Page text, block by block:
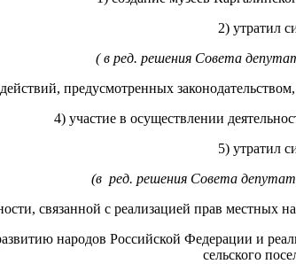
2) утратил
( в ред. решения Совета
предусмотренных
4) участие в осуществлении
5) утратил
(в ред. решения Совета
связанной с реализацией прав
народов Российской Федерации и
сельского